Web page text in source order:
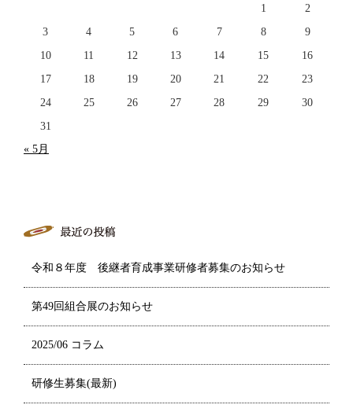
1
2
3
4 5 6 7 8
9
10
11 12 13 14 15
16
17
18 19 20 21 22
23
24
25 26 27 28 29
30
31
« 5月
令和８年度 後継者育成事業研修者募集のお知らせ
第49回組合展のお知らせ
2025/06 コラム
研修生募集(最新)